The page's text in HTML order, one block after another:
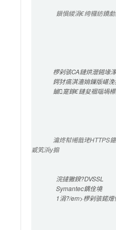
鎻愪緵涓€绔欏紡鐨
椤剁骇CA鏈烘瀯鎺堟
鍔犲瘑淇濇姢鏁版嵁
鏀寔鎵€鏈夋祻瑙堝
瀹炵幇缃戠珯HTTPS
戜笂浜у搧
浣撻獙鍨?DVSSL
Symantec鍝佺墝
1涓?/em>椤剁骇鍩熷